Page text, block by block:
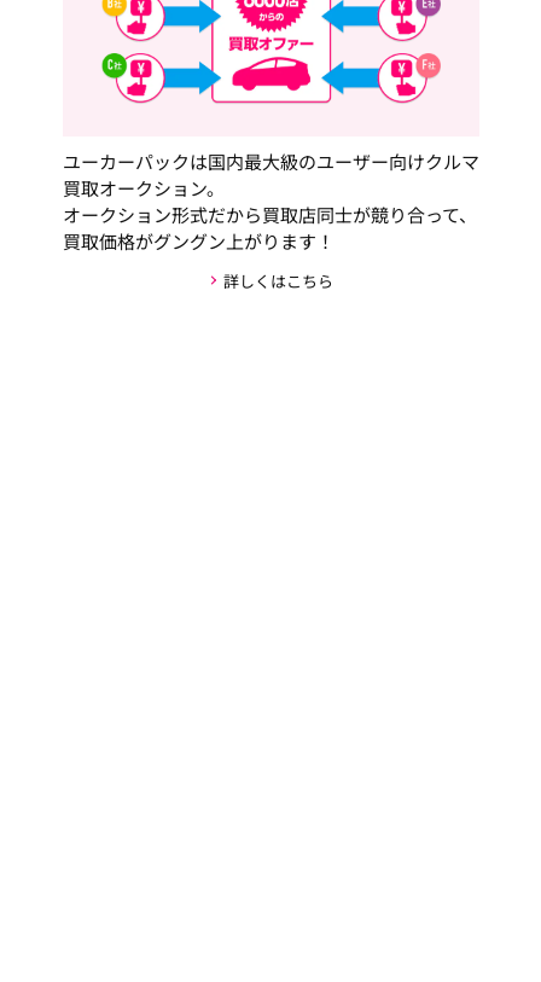
ユーカーパックは国内最大級のユーザー向けクルマ
買取オークション。
オークション形式だから買取店同士が競り合って、
買取価格がグングン上がります！
詳しくはこちら